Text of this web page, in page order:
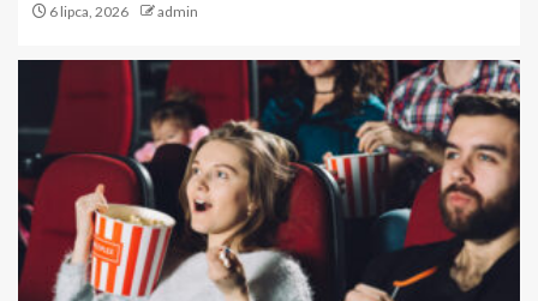
6 lipca, 2026 admin